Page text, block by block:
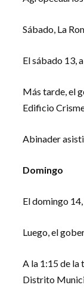
Sábado, La
El sábado 13,
Más tarde, el
Edificio
Abinader
Domingo
El domingo
Luego, el
A la 1:15 de la
Distrito